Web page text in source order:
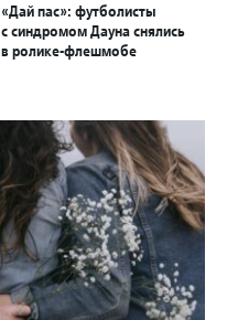
«Дай пас»: футболисты
с синдромом Дауна снялись
в ролике-флешмобе